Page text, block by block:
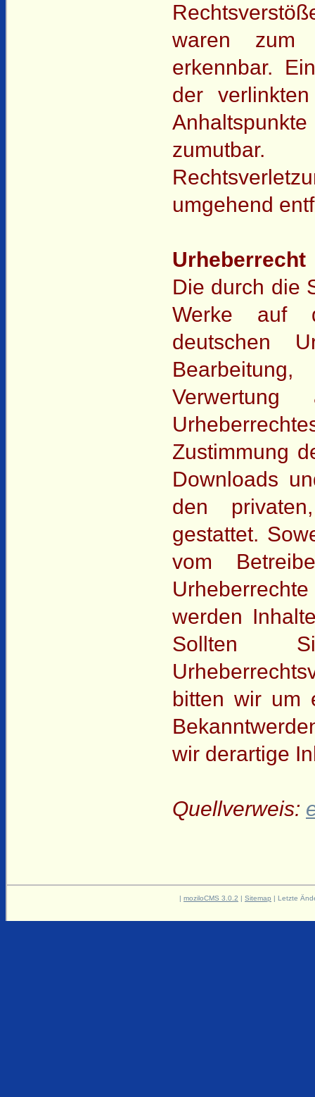
waren zum
erkennbar.
der
umgehend
Urheberrecht
Die durch die
Werke auf
deutschen
Zustimmung
Downloads
den
gestattet.
vom
werden
Sollten
bitten wir um
wir derartige
Quellverweis:
| moziloCMS 3.0.2 | Sitemap | Letzte